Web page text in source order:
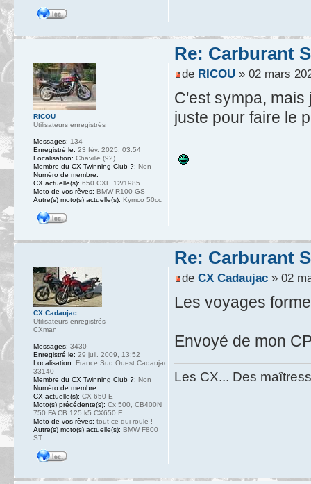
Re: Carburant
de RICOU» 02 mars
C'est sympa,
juste pour faire le
RICOU
Utilisateurs enregistrés
Messages: 134
Enregistré le: 23 fév. 2025, 03:54
Localisation: Chaville (92)
Membre du CX Twinning Club ?: Non
Numéro de membre:
CX actuelle(s): 650 CXE 12/1985
Moto de vos rêves: BMW R100 GS
Autre(s) moto(s) actuelle(s): Kymco 50cc
Re: Carburant
de CX Cadaujac» 02
Les voyages
Envoyé de mon
Les CX... Des
CX Cadaujac
Utilisateurs enregistrés
CXman
Messages: 3430
Enregistré le: 29 juil. 2009, 13:52
Localisation: France Sud Ouest Cadaujac
33140
Membre du CX Twinning Club ?: Non
Numéro de membre:
CX actuelle(s): CX 650 E
Moto(s) précédente(s): Cx 500, CB400N
750 FA CB 125 k5 CX650 E
Moto de vos rêves: tout ce qui roule !
Autre(s) moto(s) actuelle(s): BMW F800
ST